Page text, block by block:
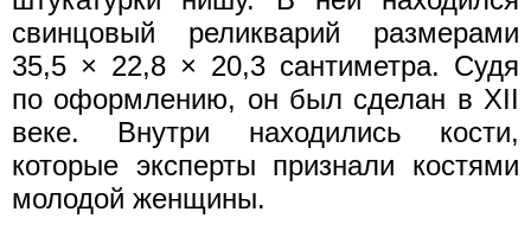
свинцовый реликварий размерами
35,5 × 22,8 × 20,3 сантиметра. Судя
по оформлению, он был сделан в XII
веке. Внутри находились кости,
которые эксперты признали костями
молодой женщины.